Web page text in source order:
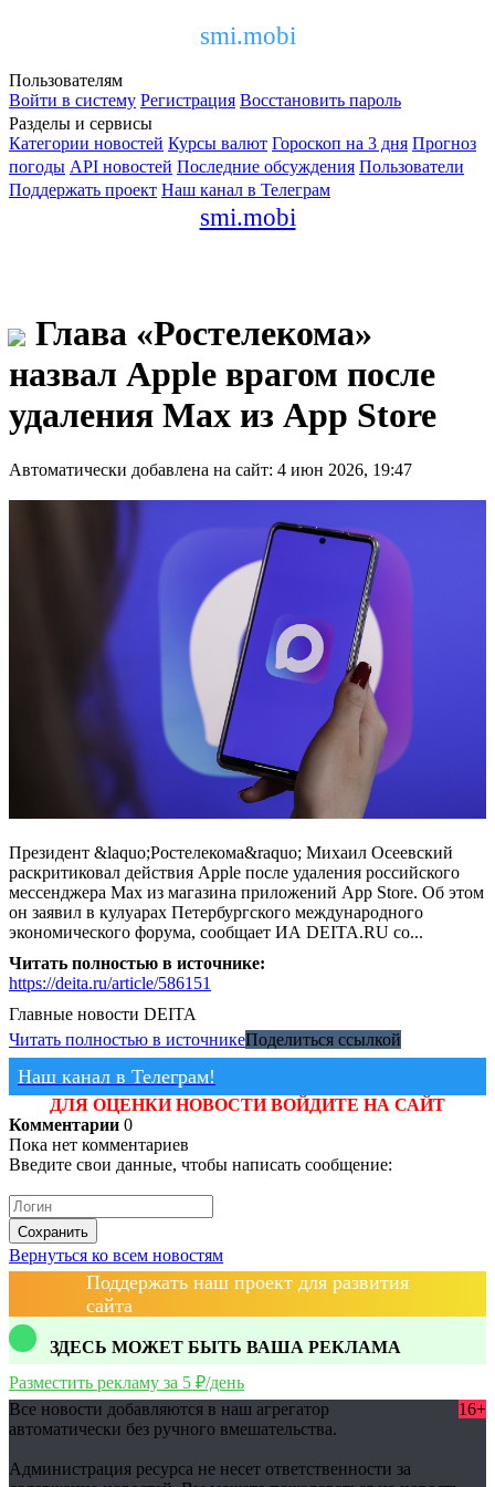
smi.mobi
Пользователям
Войти в систему Регистрация Восстановить пароль
Разделы и сервисы
Категории новостей Курсы валют Гороскоп на 3 дня Прогноз
погоды API новостей Последние обсуждения Пользователи
Поддержать проект Наш канал в Телеграм
smi.mobi
Глава «Ростелекома»
назвал Apple врагом после
удаления Max из App Store
Автоматически добавлена на сайт: 4 июн 2026, 19:47
Президент &laquo;Ростелекома&raquo; Михаил Осеевский
раскритиковал действия Apple после удаления российского
мессенджера Max из магазина приложений App Store. Об этом
он заявил в кулуарах Петербургского международного
экономического форума, сообщает ИА DEITA.RU со...
Читать полностью в источнике:
https://deita.ru/article/586151
Главные новости DEITA
Читать полностью в источникеПоделиться ссылкой
Наш канал в Телеграм!
ДЛЯ ОЦЕНКИ НОВОСТИ ВОЙДИТЕ НА САЙТ
Комментарии 0
Пока нет комментариев
Введите свои данные, чтобы написать сообщение:
Сохранить
Вернуться ко всем новостям
Поддержать наш проект для развития
сайта
ЗДЕСЬ МОЖЕТ БЫТЬ ВАША РЕКЛАМА
Разместить рекламу за 5 ₽/день
Все новости добавляются в наш агрегатор
автоматически без ручного вмешательства.
16+
Администрация ресурса не несет ответственности за